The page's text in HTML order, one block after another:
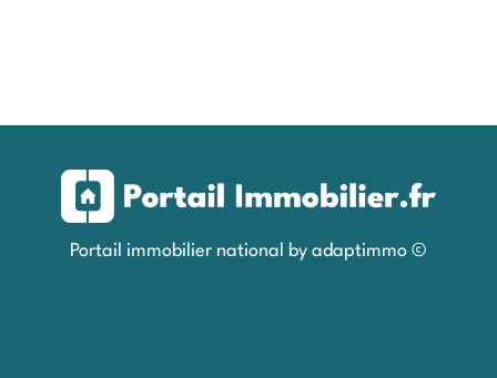
Portail immobilier national by adaptimmo ©